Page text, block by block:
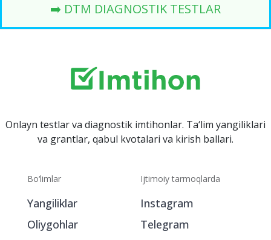
➡️ DTM DIAGNOSTIK TESTLAR
Onlayn testlar va diagnostik imtihonlar. Ta‘lim yangiliklari
va grantlar, qabul kvotalari va kirish ballari.
Bo‘limlar
Yangiliklar
Oliygohlar
Ijtimoiy tarmoqlarda
Instagram
Telegram